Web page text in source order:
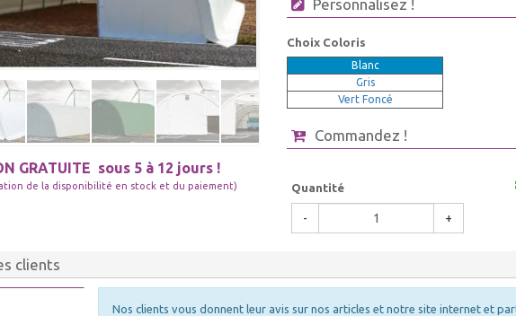
GRATUITE sous 5 à 12 jours !
de la disponibilité en stock et du paiement)
Personnalisez !
Choix Coloris
Blanc
Gris
Vert Foncé
Commandez !
Quantité
- +
clients
Nos clients vous donnent leur avis sur nos articles et notre site internet et